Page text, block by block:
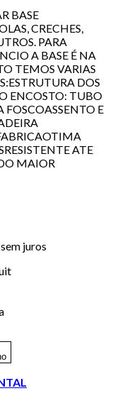
BASE
CRECHES,
PARA
A BASE É NA
TEMOS VARIAS
DOS
ENCOSTO: TUBO
E
ATE
MAIOR
juros